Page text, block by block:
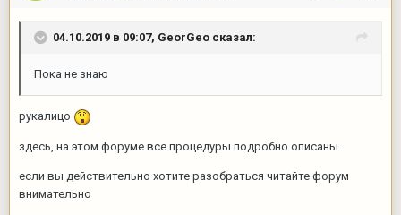
04.10.2019 в 09:07, GeorGeo сказал:
Пока не знаю
рукалицо
здесь, на этом форуме все процедуры подробно описаны..
если вы действительно хотите разобраться читайте форум
внимательно